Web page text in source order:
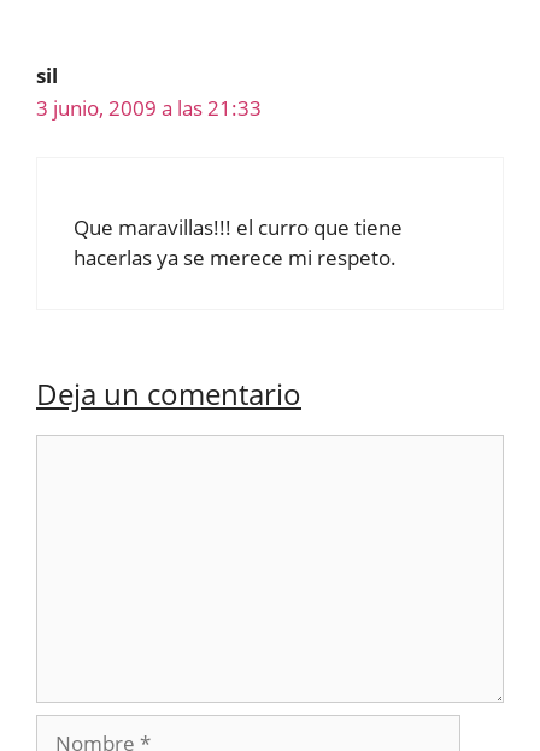
sil
3 junio, 2009 a las 21:33
Que maravillas!!! el curro que tiene
hacerlas ya se merece mi respeto.
Deja un comentario
Nombre